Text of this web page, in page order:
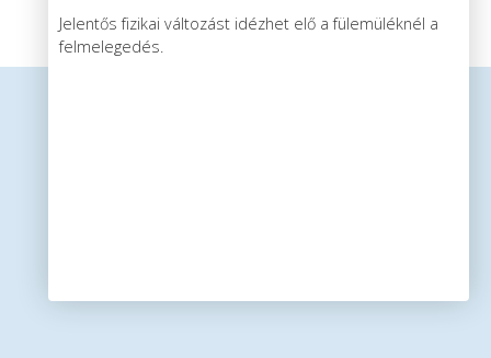
Jelentős fizikai változást idézhet elő a fülemüléknél a
felmelegedés.